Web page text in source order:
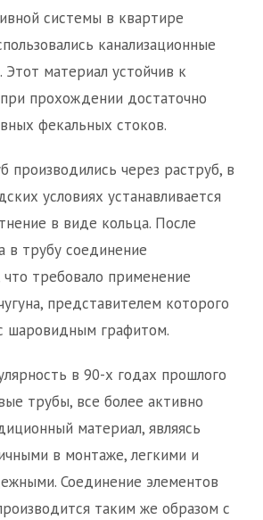
системы в квартире
канализационные
Этот материал устойчив к
прохождении достаточно
фекальных стоков.
производились через раструб, в
условиях устанавливается
в виде кольца. После
в трубу соединение
что требовало применение
представителем которого
шаровидным графитом.
в 90-х годах прошлого
трубы, все более активно
материал, являясь
в монтаже, легкими и
Соединение элементов
таким же образом с